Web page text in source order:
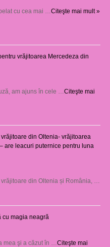
cu cea mai … Citeşte mai mult »
vrăjitoarea Mercedeza din
am ajuns în cele … Citeşte mai
din Oltenia- vrăjitoarea
are leacuri puternice pentru luna
din Oltenia și România, …
cu magia neagră
mea şi a căzut în … Citeşte mai